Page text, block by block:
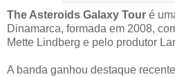
The Asteroids Galaxy Tour é
Dinamarca, formada em 2008,
Mette Lindberg e pelo produtor
A banda ganhou destaque